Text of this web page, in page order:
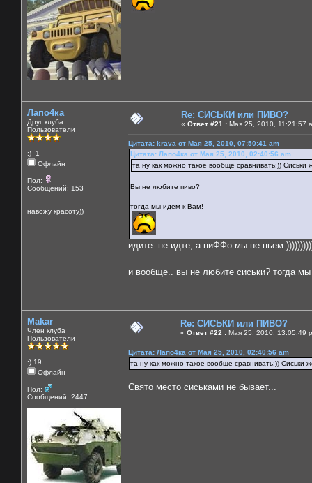
Лапо4ка
Друг клуба
Пользователи
:) -1
Офлайн
Пол:
Сообщений: 153
навожу красоту))
Re: СИСЬКИ или ПИВО?
« Ответ #21 : Мая 25, 2010, 11:21:57
Цитата: krava от Мая 25, 2010, 07:50:41 am
Цитата: Лапо4ка от Мая 25, 2010, 02:40:56 am
та ну как можно такое вообще сравнивать:)) Сиськи
Вы не любите пиво?
тогда мы идем к Вам!
идите- не идте, а пиФФо мы не
и вообще.. вы не любите сиськи? тогда
Makar
Член клуба
Пользователи
:) 19
Офлайн
Пол:
Сообщений: 2447
Re: СИСЬКИ или ПИВО?
« Ответ #22 : Мая 25, 2010, 13:05:49
Цитата: Лапо4ка от Мая 25, 2010, 02:40:56 am
та ну как можно такое вообще сравнивать:)) Сиськи
Свято место сиськами не бывает...